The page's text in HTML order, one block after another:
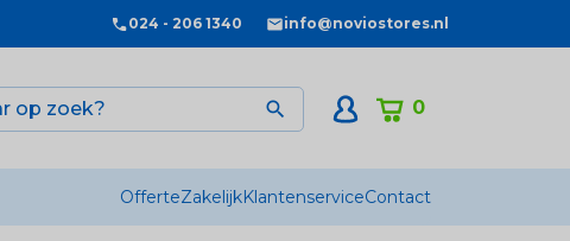
024 - 206 1340 info@noviostores.nl
0

OfferteZakelijkKlantenserviceContact